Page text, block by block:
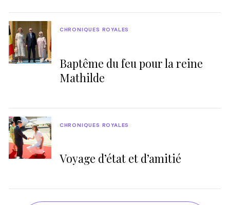
Baptême du feu pour la reine
Mathilde
CHRONIQUES ROYALES
Voyage d’état et d’amitié
CHRONIQUES ROYALES